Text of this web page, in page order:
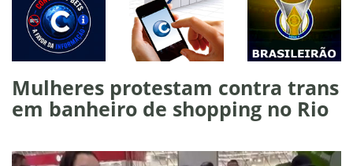
Mulheres protestam contra trans
em banheiro de shopping no Rio